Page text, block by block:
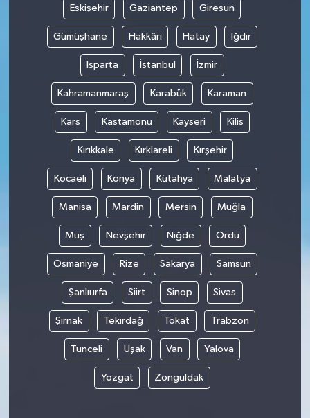
Eskişehir Gaziantep Giresun
Gümüşhane Hakkâri Hatay Iğdır
Isparta İstanbul İzmir
Kahramanmaraş Karabük Karaman
Kars Kastamonu Kayseri Kilis
Kırıkkale Kırklareli Kırşehir
Kocaeli Konya Kütahya Malatya
Manisa Mardin Mersin Muğla
Muş Nevşehir Niğde Ordu
Osmaniye Rize Sakarya Samsun
Şanlıurfa Siirt Sinop Sivas
Şırnak Tekirdağ Tokat Trabzon
Tunceli Uşak Van Yalova
Yozgat Zonguldak